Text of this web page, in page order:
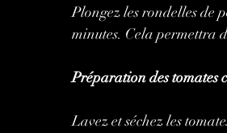
Plongez les rondelles de
minutes. Cela permettra
Préparation des tomates
Lavez et séchez les